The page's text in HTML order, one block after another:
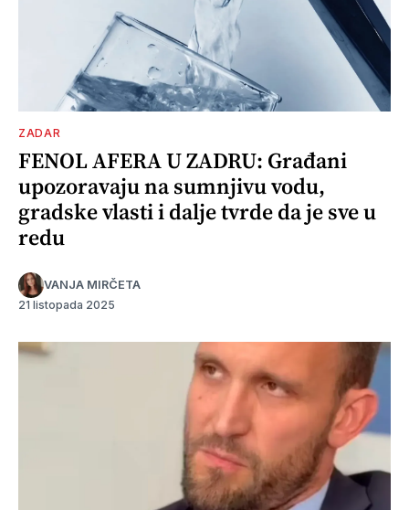
ZADAR
FENOL AFERA U ZADRU: Građani
upozoravaju na sumnjivu vodu,
gradske vlasti i dalje tvrde da je sve u
redu
VANJA MIRČETA
21 listopada 2025